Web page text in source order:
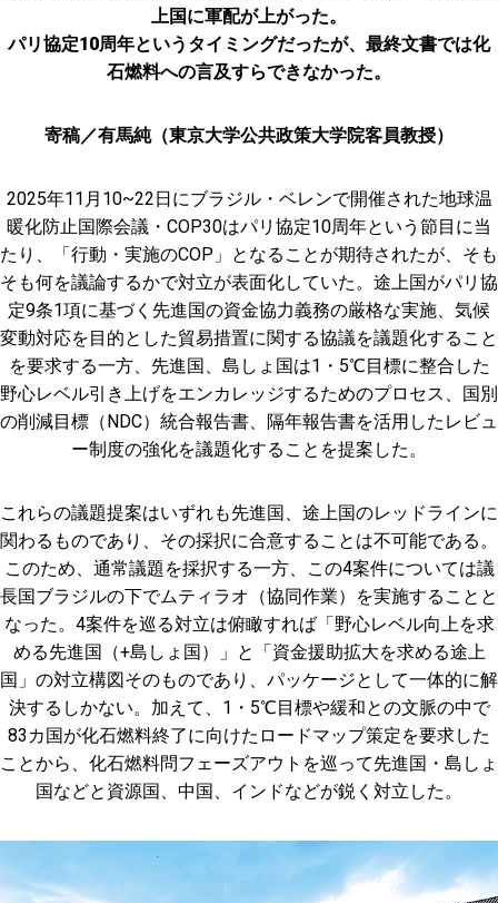
上国に軍配が上がった。
パリ協定10周年というタイミングだったが、最終文書では化
石燃料への言及すらできなかった。
寄稿／有馬純（東京大学公共政策大学院客員教授）
2025年11月10~22日にブラジル・ベレンで開催された地球温
暖化防止国際会議・COP30はパリ協定10周年という節目に当
たり、「行動・実施のCOP」となることが期待されたが、そも
そも何を議論するかで対立が表面化していた。途上国がパリ協
定9条1項に基づく先進国の資金協力義務の厳格な実施、気候
変動対応を目的とした貿易措置に関する協議を議題化すること
を要求する一方、先進国、島しょ国は1・5℃目標に整合した
野心レベル引き上げをエンカレッジするためのプロセス、国別
の削減目標（NDC）統合報告書、隔年報告書を活用したレビュ
ー制度の強化を議題化することを提案した。
これらの議題提案はいずれも先進国、途上国のレッドラインに
関わるものであり、その採択に合意することは不可能である。
このため、通常議題を採択する一方、この4案件については議
長国ブラジルの下でムティラオ（協同作業）を実施することと
なった。4案件を巡る対立は俯瞰すれば「野心レベル向上を求
める先進国（+島しょ国）」と「資金援助拡大を求める途上
国」の対立構図そのものであり、パッケージとして一体的に解
決するしかない。加えて、1・5℃目標や緩和との文脈の中で
83カ国が化石燃料終了に向けたロードマップ策定を要求した
ことから、化石燃料問フェーズアウトを巡って先進国・島しょ
国などと資源国、中国、インドなどが鋭く対立した。